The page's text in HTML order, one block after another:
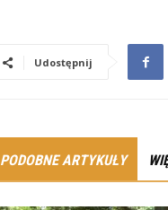
Udostępnij
PODOBNE ARTYKUŁY